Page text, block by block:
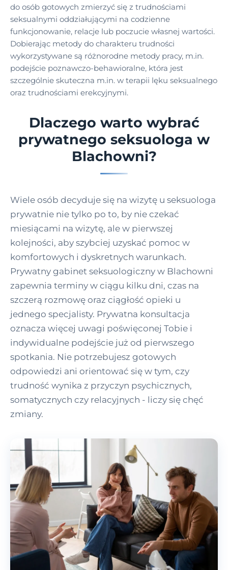
do osób gotowych zmierzyć się z trudnościami
seksualnymi oddziałującymi na codzienne
funkcjonowanie, relacje lub poczucie własnej wartości.
Dobierając metody do charakteru trudności
wykorzystywane są różnorodne metody pracy, m.in.
podejście poznawczo-behawioralne, która jest
szczególnie skuteczna m.in. w terapii lęku seksualnego
oraz trudnościami erekcyjnymi.
Dlaczego warto wybrać
prywatnego seksuologa w
Blachowni?
Wiele osób decyduje się na wizytę u seksuologa
prywatnie nie tylko po to, by nie czekać
miesiącami na wizytę, ale w pierwszej
kolejności, aby szybciej uzyskać pomoc w
komfortowych i dyskretnych warunkach.
Prywatny gabinet seksuologiczny w Blachowni
zapewnia terminy w ciągu kilku dni, czas na
szczerą rozmowę oraz ciągłość opieki u
jednego specjalisty. Prywatna konsultacja
oznacza więcej uwagi poświęconej Tobie i
indywidualne podejście już od pierwszego
spotkania. Nie potrzebujesz gotowych
odpowiedzi ani orientować się w tym, czy
trudność wynika z przyczyn psychicznych,
somatycznych czy relacyjnych - liczy się chęć
zmiany.